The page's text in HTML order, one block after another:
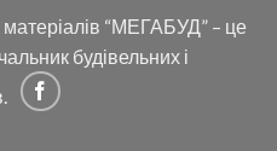
“МЕГАБУД” – це
будівельних і